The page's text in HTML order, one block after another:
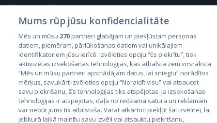
Valstis
Igaunija
Latvija
Lietuva
Mums rūp jūsu konfidencialitāte
Mēs un mūsu 270partneri glabājam un piekļūstam personas
datiem, piemēram, pārlūkošanas datiem vai unikālajiem
identifikatoriem jūsu ierīcē. Izvēloties opciju “Es piekrītu”, tiek
aktivizētas izsekošanas tehnoloģijas, kas atbalsta zem virsraksta
“Mēs un mūsu partneri apstrādājam datus, lai sniegtu” norādītos
mērķus, savukārt izvēloties opciju “Noraidīt visu” vai atsaucot
savu piekrišanu, šīs tehnoloģijas tiks atspējotas. Ja izsekošanas
tehnoloģijas ir atspējotas, daļa no redzamā satura un reklāmām
var nebūt jums tik atbilstoša. Varat atkārtoti piekļūt šai izvēlnei, lai
jebkurā laikā mainītu savu izvēli vai atsauktu piekrišanu,